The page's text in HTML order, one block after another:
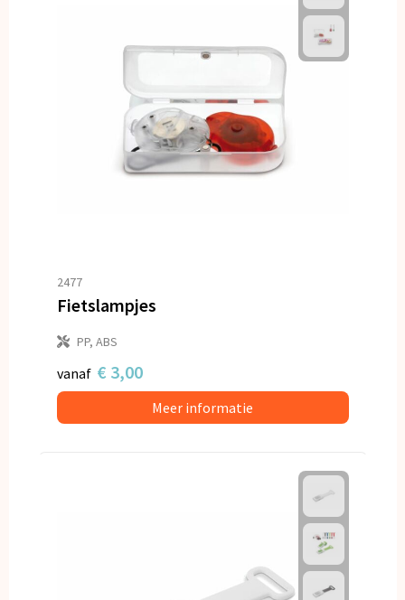
2477
Fietslampjes
PP, ABS
vanaf € 3,00
Meer informatie